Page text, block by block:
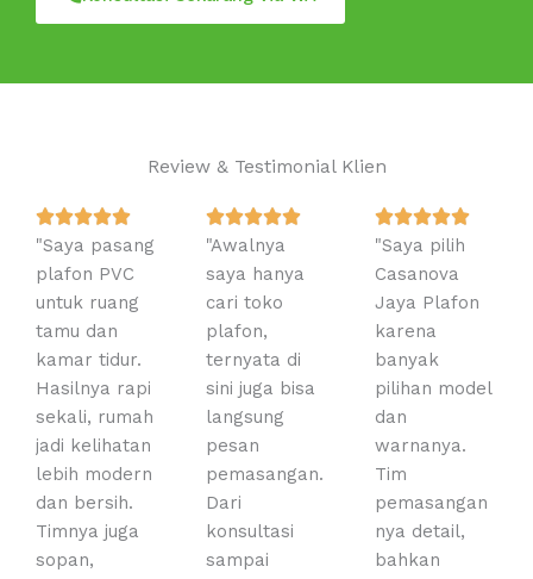
Review & Testimonial Klien
R
a
t
e
5
o
u
t
o
5
"Saya pasang
plafon PVC
untuk ruang
tamu dan
kamar tidur.
Hasilnya rapi
sekali, rumah
jadi kelihatan
lebih modern
dan bersih.
Timnya juga
sopan,
R
t
5
o
o
"Awalnya
saya hanya
cari toko
plafon,
ternyata di
sini juga bisa
langsung
pesan
pemasangan.
Dari
konsultasi
sampai
R
e
o
f
"Saya pilih
Casanova
Jaya Plafon
karena
banyak
pilihan model
dan
warnanya.
Tim
pemasangan
nya detail,
bahkan